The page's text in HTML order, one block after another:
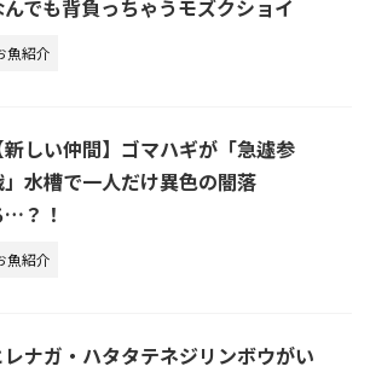
んでも背負っちゃうモズクショイ
魚紹介
新しい仲間】ゴマハギが「急遽参
水槽で一人だけ異色の闇落
…？！
魚紹介
レナガ・ハタタテネジリンボウがい